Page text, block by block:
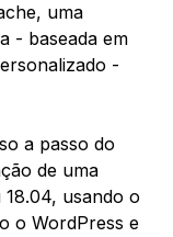
uma
- baseada em
-
a passo do
de uma
usando o
o WordPress e